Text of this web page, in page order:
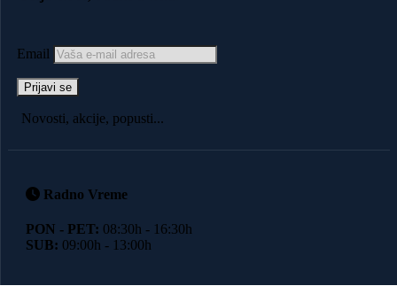
Email
Novosti, akcije, popusti...
Radno Vreme
PON - PET: 08:30h - 16:30h
SUB: 09:00h - 13:00h